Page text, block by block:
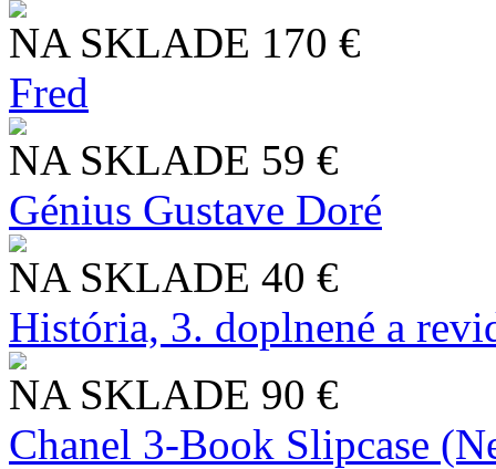
NA SKLADE 170 €
Fred
NA SKLADE 59 €
Génius Gustave Doré
NA SKLADE 40 €
História, 3. doplnené a
NA SKLADE 90 €
Chanel 3-Book Slipcase